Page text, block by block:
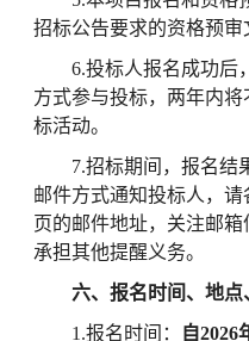
招标公告要求的资格预审
6.投标人报名成功后
方式参与投标，两年内
标活动。
7.招标期间，报名结
邮件方式通知投标人，
页的邮件地址，关注邮
承担其他提醒义务。
六、报名时间、地点
1.报名时间：
自2026